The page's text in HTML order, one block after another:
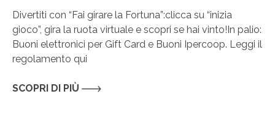
Divertiti con “Fai girare la Fortuna”:clicca su “inizia
gioco”, gira la ruota virtuale e scopri se hai vinto!In palio:
Buoni elettronici per Gift Card e Buoni Ipercoop. Leggi il
regolamento qui
SCOPRI DI PIÙ